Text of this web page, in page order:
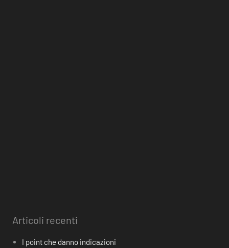
Articoli recenti
I point che danno indicazioni